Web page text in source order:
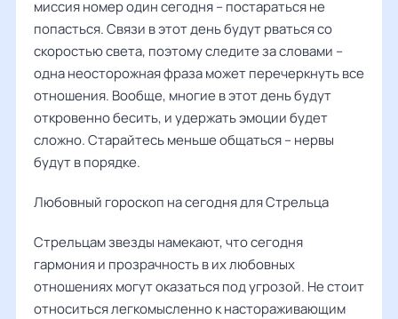
миссия номер один сегодня – постараться не
попасться. Связи в этот день будут рваться со
скоростью света, поэтому следите за словами –
одна неосторожная фраза может перечеркнуть все
отношения. Вообще, многие в этот день будут
откровенно бесить, и удержать эмоции будет
сложно. Старайтесь меньше общаться – нервы
будут в порядке.
Любовный гороскоп на сегодня для Стрельца
Стрельцам звезды намекают, что сегодня
гармония и прозрачность в их любовных
отношениях могут оказаться под угрозой. Не стоит
относиться легкомысленно к настораживающим